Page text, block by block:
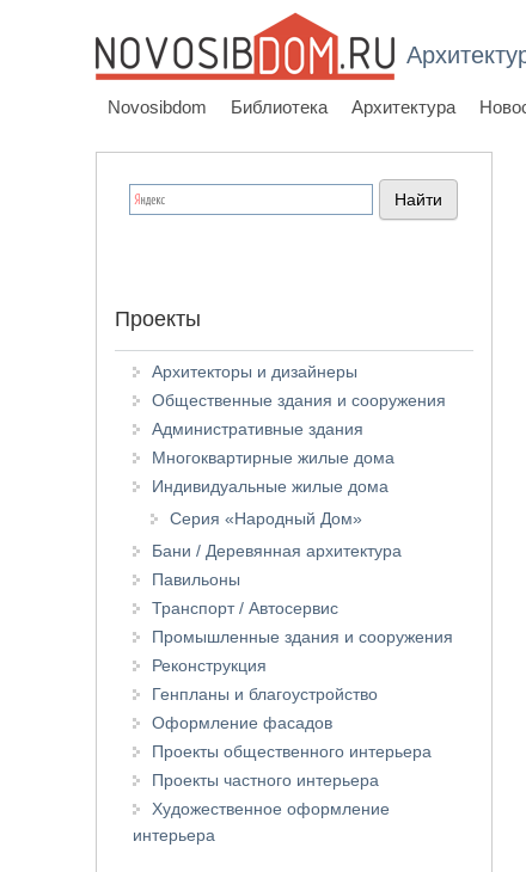
Novosibdom Библиотека Архитектура
Проекты
Архитекторы и дизайнеры
Общественные здания и сооружения
Административные здания
Многоквартирные жилые дома
Индивидуальные жилые дома
Серия «Народный Дом»
Бани / Деревянная архитектура
Павильоны
Транспорт / Автосервис
Промышленные здания и сооружения
Реконструкция
Генпланы и благоустройство
Оформление фасадов
Проекты общественного интерьера
Проекты частного интерьера
Художественное оформление
интерьера